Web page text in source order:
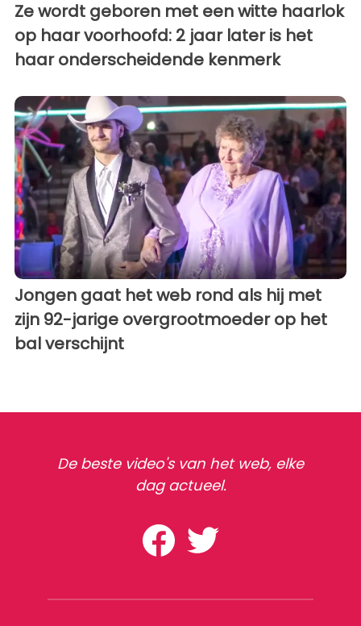
Ze wordt geboren met een witte haarlok
op haar voorhoofd: 2 jaar later is het
haar onderscheidende kenmerk
Jongen gaat het web rond als hij met
zijn 92-jarige overgrootmoeder op het
bal verschijnt
De beste video's van het web, elke
dag actueel.